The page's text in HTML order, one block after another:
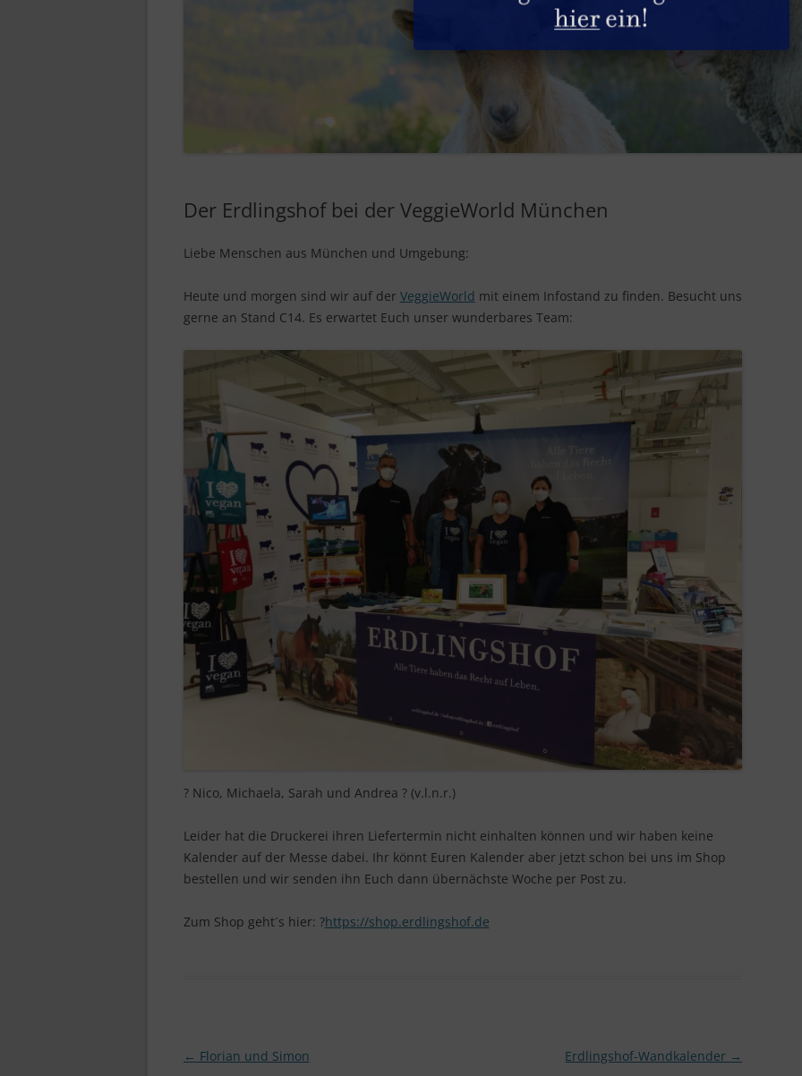
DIE KANINCHEN
DIE KATZEN
DIE PUTEN
DIE RINDER
DIE SCHAFE
DIE ZIEGEN
IN LIEBEVOLLER ERINNERUNG
GESUNDHEITLICHE ASPEKTE
STELLENANGEBOTE
Der Erdlingshof bei der VeggieWorld München
Liebe Menschen aus München und Umgebung:
Heute und morgen sind wir auf der VeggieWorld mit einem Infostand zu finden. Besucht uns
gerne an Stand C14. Es erwartet Euch unser wunderbares Team:
? Nico, Michaela, Sarah und Andrea ? (v.l.n.r.)
Leider hat die Druckerei ihren Liefertermin nicht einhalten können und wir haben keine
Kalender auf der Messe dabei. Ihr könnt Euren Kalender aber jetzt schon bei uns im Shop
bestellen und wir senden ihn Euch dann übernächste Woche per Post zu.
Zum Shop geht´s hier: ?https://shop.erdlingshof.de
Beitragsnavigation
← Florian und Simon Erdlingshof-Wandkalender →